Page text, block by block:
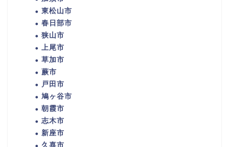
東松山市
春日部市
狭山市
上尾市
草加市
蕨市
戸田市
鳩ヶ谷市
朝霞市
志木市
新座市
久喜市